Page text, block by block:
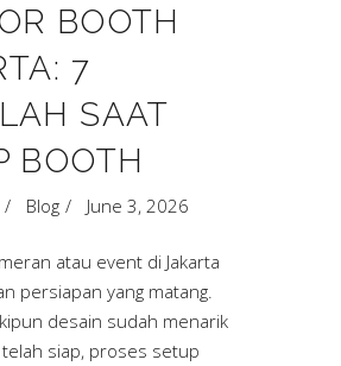
BOOTH
7
SAAT
BOOTH
Blog June 3, 2026
atau event di Jakarta
persiapan yang matang.
desain sudah menarik
siap, proses setup